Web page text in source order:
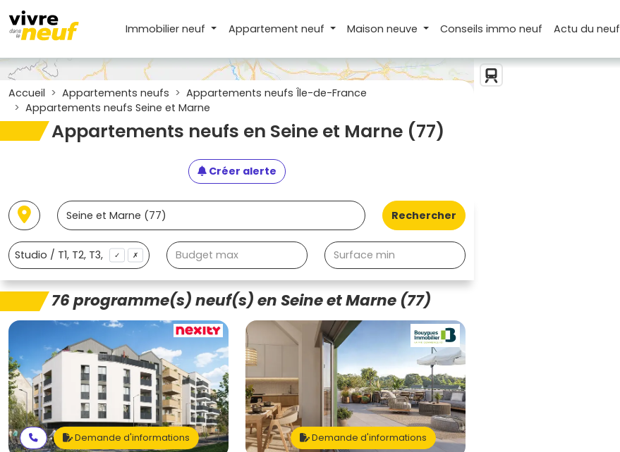
Immobilier neuf Appartement neuf Maison neuve Conseilsimmo neuf Actudu neuf
Accueil Appartements neufs
Appartements neufs Île-de-France
Appartements neufs Seine et Marne
Appartements neufs en Seine et Marne (77)
Créer alerte
Rechercher
✓ ✗
76 programme(s) neuf(s) en Seine et Marne (77)
Demande d'informations Demande d'informations